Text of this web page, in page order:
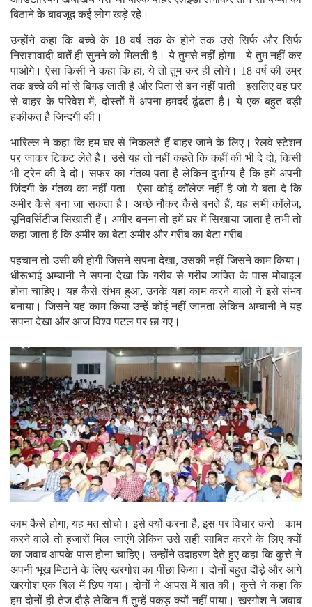
बिठाने के बावजूद कई लोग खड़े रहे।
उन्होंने कहा कि बच्चे के 18 वर्ष तक के होने तक उसे सिर्फ और सिर्फ
निराशावादी बातें ही सुनने को मिलती है। ये तुमसे नहीं होगा। ये तुम नहीं कर
पाओगे। ऐसा किसी ने कहा कि हां, ये तो तुम कर ही लोगे। 18 वर्ष की उम्र
तक बच्चे की मां से बिगड़ जाती है और पिता से बन नहीं पाती। इसलिए वह घर
से बाहर के परिवेश में, दोस्तों में अपना हमदर्द ढूंढता है। ये एक बहुत बड़ी
हकीकत है जिन्दगी की।
भारिल्ल ने कहा कि हम घर से निकलते हैं बाहर जाने के लिए। रेलवे स्टेशन
पर जाकर टिकट लेते हैं। उसे यह तो नहीं कहते कि कहीं की भी दे दो, किसी
भी ट्रेन की दे दो। सफर का गंतव्य पता है लेकिन दुर्भाग्य है कि हमें अपनी
जिंदगी के गंतव्य का नहीं पता। ऐसा कोई कॉलेज नहीं है जो ये बता दे कि
अमीर कैसे बना जा सकता है। अच्छे नौकर कैसे बनते हैं, यह सभी कॉलेज,
यूनिवर्सिटीज सिखाती हैं। अमीर बनना तो हमें घर में सिखाया जाता है तभी तो
कहा जाता है कि अमीर का बेटा अमीर और गरीब का बेटा गरीब।
पहचान तो उसी की होगी जिसने सपना देखा, उसकी नहीं जिसने काम किया।
धीरूभाई अम्बानी ने सपना देखा कि गरीब से गरीब व्यक्ति के पास मोबाइल
होना चाहिए। यह कैसे संभव हुआ, उनके यहां काम करने वालों ने इसे संभव
बनाया। जिसने यह काम किया उन्हें कोई नहीं जानता लेकिन अम्बानी ने यह
सपना देखा और आज विश्व पटल पर छा गए।
काम कैसे होगा, यह मत सोचो। इसे क्यों करना है, इस पर विचार करो। काम
करने वाले तो हजारों मिल जाएंगे लेकिन उसे सही साबित करने के लिए क्यों
का जवाब आपके पास होना चाहिए। उन्होंने उदाहरण देते हुए कहा कि कुत्ते ने
अपनी भूख मिटाने के लिए खरगोश का पीछा किया। दोनों बहुत दौड़े और आगे
खरगोश एक बिल में छिप गया। दोनों ने आपस में बात की। कुत्ते ने कहा कि
हम दोनों ही तेज दौड़े लेकिन मैं तुम्हें पकड़ क्यों नहीं पाया। खरगोश ने जवाब